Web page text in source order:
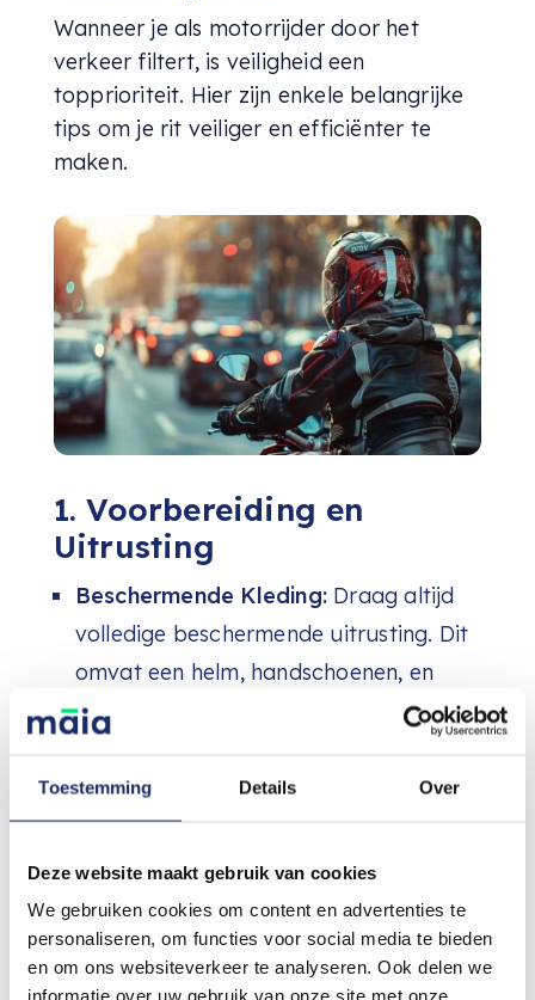
Toestemming Details Over
Deze website maakt gebruik van cookies
We gebruiken cookies om content en advertenties te
personaliseren, om functies voor social media te bieden
en om ons websiteverkeer te analyseren. Ook delen we
informatie over uw gebruik van onze site met onze
Wanneer je als motorrijder door het
verkeer filtert, is veiligheid een
topprioriteit. Hier zijn enkele belangrijke
tips om je rit veiliger en efficiënter te
maken.
1. Voorbereiding en
Uitrusting
Beschermende Kleding: Draag altijd
volledige beschermende uitrusting. Dit
omvat een helm, handschoenen, en
beschermende kleding. Deze uitrusting
Zichtbaarheid:
Zorg ervoor dat je
goed zichtbaar bent voor andere
weggebruikers. Gebruik reflecterende
kleding, een helm met reflecterende
strips, en LED-verlichting op je
motorfiets. Reflecterende stickers